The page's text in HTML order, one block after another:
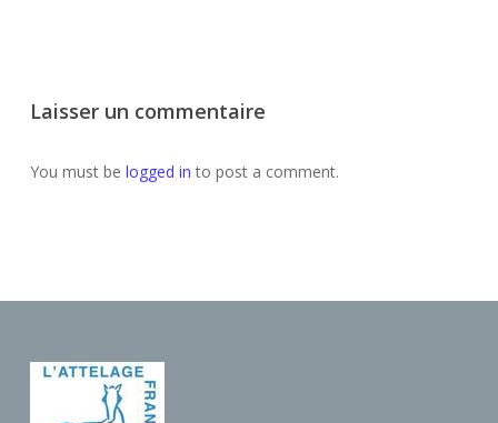
Laisser un commentaire
You must be logged in to post a comment.